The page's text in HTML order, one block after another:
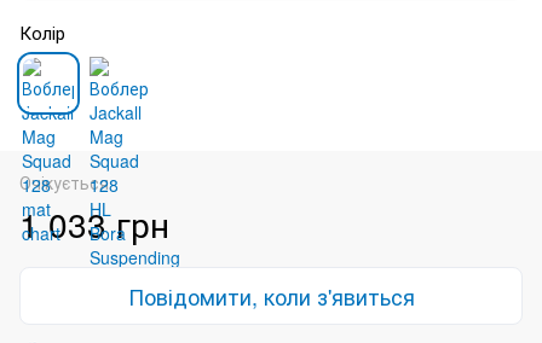
Колір
Очікується
1 033 грн
Повідомити, коли з'явиться